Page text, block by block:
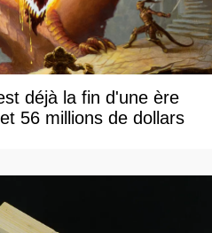
déjà la fin d'une ère
56 millions de dollars